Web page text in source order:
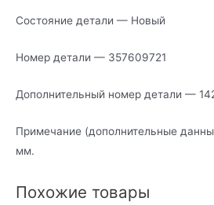
Состояние детали — Новый
Номер детали — 357609721
Дополнительный номер детали —
Примечание (дополнительные
мм.
Похожие товары